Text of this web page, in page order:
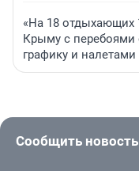
«На 18 отдыхающих
Крыму с перебоями
графику и
Сообщить новость